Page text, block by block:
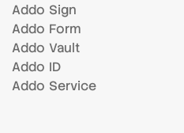
Addo Sign
Addo Form
Addo Vault
Addo ID
Addo Service